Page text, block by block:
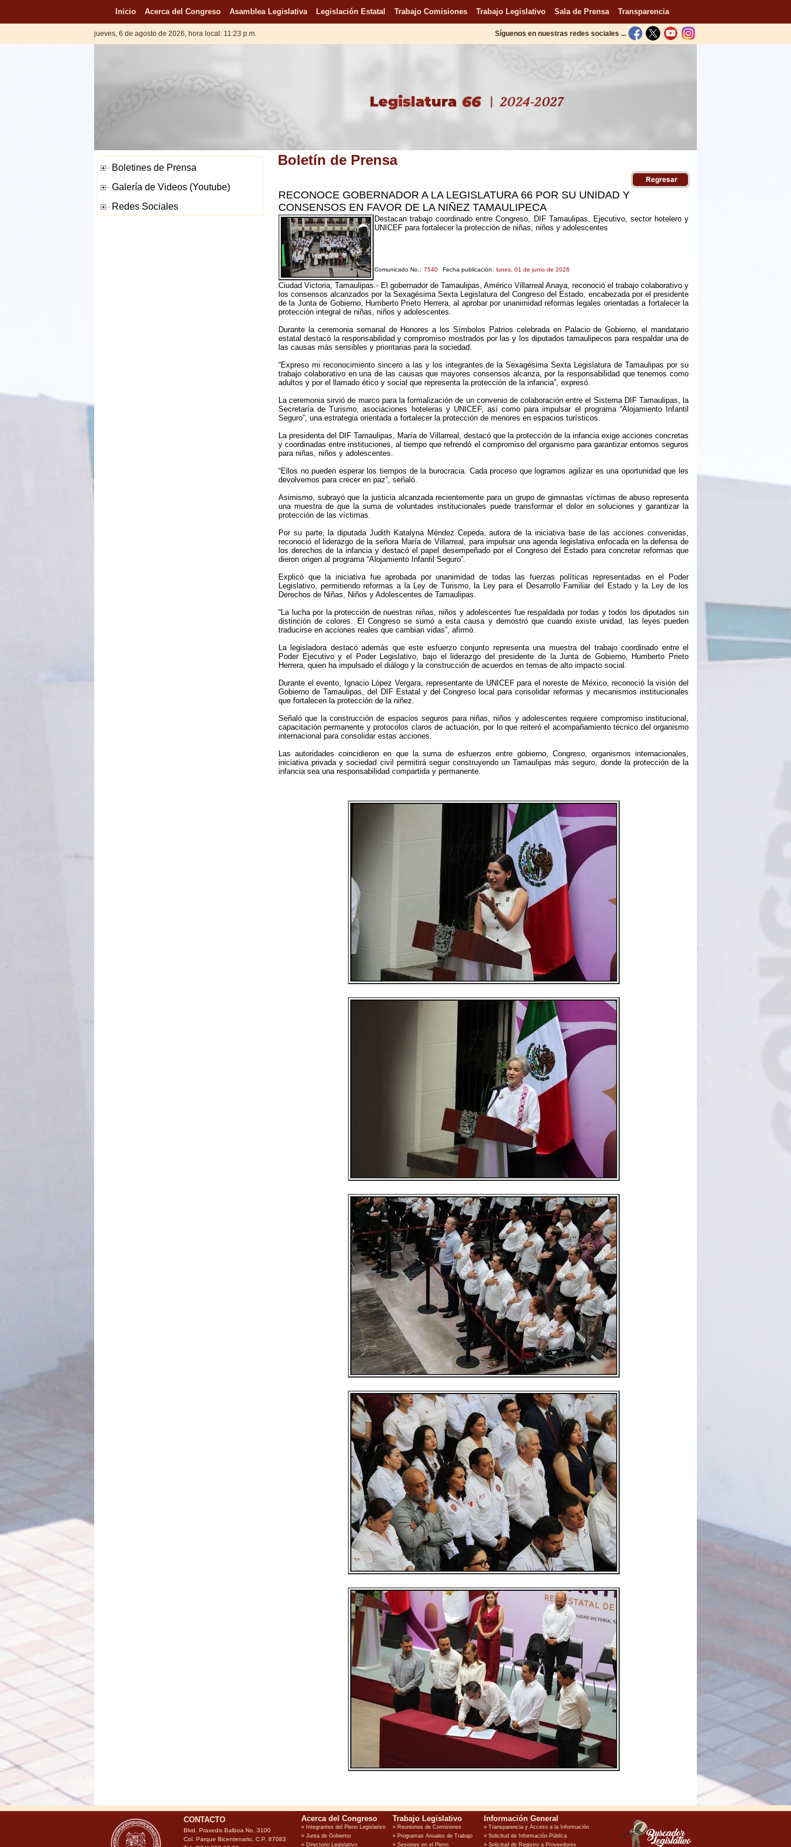
Inicio Acerca del Congreso Asamblea Legislativa Legislación Estatal Trabajo Comisiones Trabajo Legislativo Sala de Prensa Transparencia
jueves, 6 de agosto de 2026, hora local: 11:23 p.m. Síguenos en nuestras redes sociales ...
Boletín de Prensa
RECONOCE GOBERNADOR A LA LEGISLATURA 66 POR SU UNIDAD Y
CONSENSOS EN FAVOR DE LA NIÑEZ TAMAULIPECA
Destacan trabajo coordinado entre Congreso, DIF Tamaulipas, Ejecutivo, sector hotelero y
UNICEF para fortalecer la protección de niñas, niños y adolescentes
Comunicado No.: 7540 Fecha publicación: lunes, 01 de junio de 2026
Ciudad Victoria, Tamaulipas.- El gobernador de Tamaulipas, Américo Villarreal Anaya, reconoció el trabajo colaborativo y
los consensos alcanzados por la Sexagésima Sexta Legislatura del Congreso del Estado, encabezada por el presidente
de la Junta de Gobierno, Humberto Prieto Herrera, al aprobar por unanimidad reformas legales orientadas a fortalecer la
protección integral de niñas, niños y adolescentes.
Durante la ceremonia semanal de Honores a los Símbolos Patrios celebrada en Palacio de Gobierno, el mandatario
estatal destacó la responsabilidad y compromiso mostrados por las y los diputados tamaulipecos para respaldar una de
las causas más sensibles y prioritarias para la sociedad.
“Expreso mi reconocimiento sincero a las y los integrantes de la Sexagésima Sexta Legislatura de Tamaulipas por su
trabajo colaborativo en una de las causas que mayores consensos alcanza, por la responsabilidad que tenemos como
adultos y por el llamado ético y social que representa la protección de la infancia”, expresó.
La ceremonia sirvió de marco para la formalización de un convenio de colaboración entre el Sistema DIF Tamaulipas, la
Secretaría de Turismo, asociaciones hoteleras y UNICEF, así como para impulsar el programa “Alojamiento Infantil
Seguro”, una estrategia orientada a fortalecer la protección de menores en espacios turísticos.
La presidenta del DIF Tamaulipas, María de Villarreal, destacó que la protección de la infancia exige acciones concretas
y coordinadas entre instituciones, al tiempo que refrendó el compromiso del organismo para garantizar entornos seguros
para niñas, niños y adolescentes.
“Ellos no pueden esperar los tiempos de la burocracia. Cada proceso que logramos agilizar es una oportunidad que les
devolvemos para crecer en paz”, señaló.
Asimismo, subrayó que la justicia alcanzada recientemente para un grupo de gimnastas víctimas de abuso representa
una muestra de que la suma de voluntades institucionales puede transformar el dolor en soluciones y garantizar la
protección de las víctimas.
Por su parte, la diputada Judith Katalyna Méndez Cepeda, autora de la iniciativa base de las acciones convenidas,
reconoció el liderazgo de la señora María de Villarreal, para impulsar una agenda legislativa enfocada en la defensa de
los derechos de la infancia y destacó el papel desempeñado por el Congreso del Estado para concretar reformas que
dieron origen al programa “Alojamiento Infantil Seguro”.
Explicó que la iniciativa fue aprobada por unanimidad de todas las fuerzas políticas representadas en el Poder
Legislativo, permitiendo reformas a la Ley de Turismo, la Ley para el Desarrollo Familiar del Estado y la Ley de los
Derechos de Niñas, Niños y Adolescentes de Tamaulipas.
“La lucha por la protección de nuestras niñas, niños y adolescentes fue respaldada por todas y todos los diputados sin
distinción de colores. El Congreso se sumó a esta causa y demostró que cuando existe unidad, las leyes pueden
traducirse en acciones reales que cambian vidas”, afirmó.
La legisladora destacó además que este esfuerzo conjunto representa una muestra del trabajo coordinado entre el
Poder Ejecutivo y el Poder Legislativo, bajo el liderazgo del presidente de la Junta de Gobierno, Humberto Prieto
Herrera, quien ha impulsado el diálogo y la construcción de acuerdos en temas de alto impacto social.
Durante el evento, Ignacio López Vergara, representante de UNICEF para el noreste de México, reconoció la visión del
Gobierno de Tamaulipas, del DIF Estatal y del Congreso local para consolidar reformas y mecanismos institucionales
que fortalecen la protección de la niñez.
Señaló que la construcción de espacios seguros para niñas, niños y adolescentes requiere compromiso institucional,
capacitación permanente y protocolos claros de actuación, por lo que reiteró el acompañamiento técnico del organismo
internacional para consolidar estas acciones.
Las autoridades coincidieron en que la suma de esfuerzos entre gobierno, Congreso, organismos internacionales,
iniciativa privada y sociedad civil permitirá seguir construyendo un Tamaulipas más seguro, donde la protección de la
infancia sea una responsabilidad compartida y permanente.
CONTACTO
Blvd. Praxedis Balboa No. 3100
Col. Parque Bicentenario, C.P. 87083